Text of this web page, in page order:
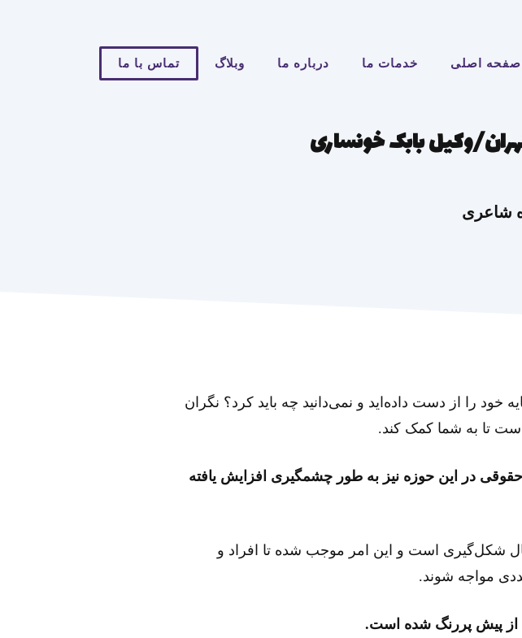
صفحه اصلی خدمات ما درباره ما وبلاگ تماس با ما
وکیل بابک خونساری
شاعری
خود را از دست داده‌اید و نمی‌دانید چه باید کرد؟ نگران
است تا به شما کمک کند.
در این حوزه نیز به طور چشمگیری افزایش یافته
شکل‌گیری است و این امر موجب شده تا افراد و
مواجه شوند.
از پیش پررنگ شده است.